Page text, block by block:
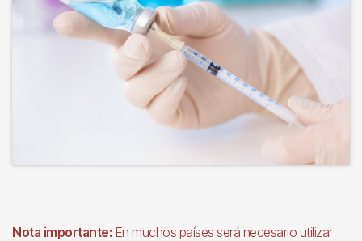
Nota importante: En muchos países será necesario utilizar